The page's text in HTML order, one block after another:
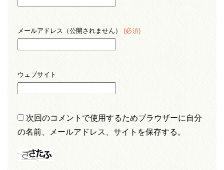
メールアドレス（公開されません） (必須)
ウェブサイト
次回のコメントで使用するためブラウザーに自分
の名前、メールアドレス、サイトを保存する。